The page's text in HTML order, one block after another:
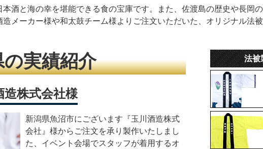
酒と海の幸を堪能できる食の宝庫です。また、佐渡島の歴史や長岡
メーカー様や和太鼓チーム様よりご注文いただいた、オリジナル法被
実績紹介
造株式会社様
新潟県魚沼市にございます『玉川酒造株式
会社』様からご注文を承り製作いたしまし
た、イベント会場でスタッフが着用するオ
法被